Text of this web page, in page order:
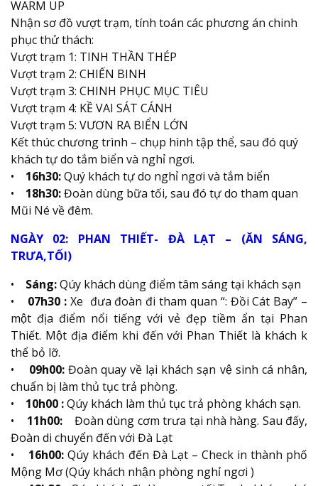
WARM UP
Nhận sơ đồ vượt trạm, tính toán các phương án chinh
phục thử thách:
Vượt trạm 1: TINH THẦN THÉP
Vượt trạm 2: CHIẾN BINH
Vượt trạm 3: CHINH PHỤC MỤC TIÊU
Vượt trạm 4: KỀ VAI SÁT CÁNH
Vượt trạm 5: VƯƠN RA BIỂN LỚN
Kết thúc chương trình – chụp hình tập thể, sau đó quý
khách tự do tắm biển và nghỉ ngơi.
•
16h30:Quý khách tự do nghỉ ngơi và tắm biển
• 18h30:Đoàn dùng bữa tối, sau đó tự do tham quan
Mũi Né về đêm.
NGÀY 02: PHAN THIẾT- ĐÀ LẠT – (ĂN SÁNG,
TRƯA,TỐI)
•
Sáng:Qúy khách dùng điểm tâm sáng tại khách sạn
• 07h30 : Xe đưa đoàn đi tham quan “: Đồi Cát Bay” –
một địa điểm nổi tiếng với vẻ đẹp tiềm ẩn tại Phan
Thiết. Một địa điểm khi đến với Phan Thiết là khách k
thể bỏ lỡ.
•
09h00: Đoàn quay về lại khách sạn vệ sinh cá nhân,
chuẩn bị làm thủ tục trả phòng.
•
10h00 :Qúy khách làm thủ tục trả phòng khách sạn.
• 11h00:
Đoàn dùng cơm trưa tại nhà hàng. Sau đấy,
Đoàn di chuyển đến với Đà Lạt
•
16h00:Qúy khách đến Đà Lạt – Check in thành phố
Mộng Mơ (Qúy khách nhận phòng nghỉ ngơi )